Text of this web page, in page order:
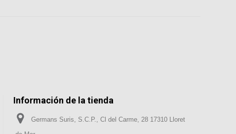
Información de la tienda
Germans Suris, S.C.P., Cl del Carme, 28 17310 Lloret